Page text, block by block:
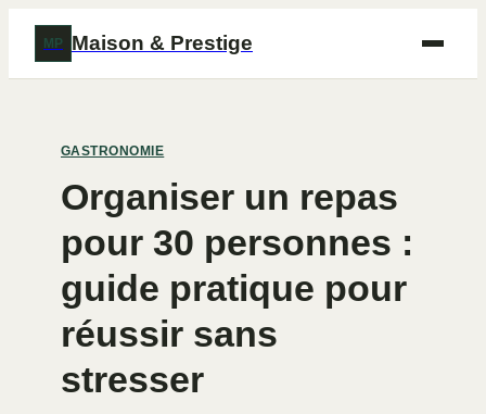
MP Maison & Prestige
GASTRONOMIE
Organiser un repas
pour 30 personnes :
guide pratique pour
réussir sans
stresser